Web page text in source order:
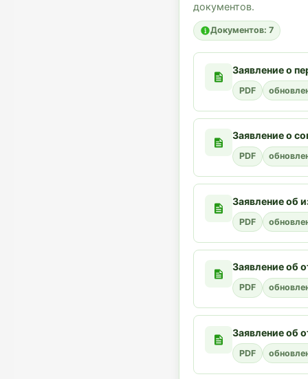
документов.
Документов: 7
Заявление о
PDF
Заявление о
PDF
Заявление об
PDF
Заявление об
PDF
Заявление об
PDF